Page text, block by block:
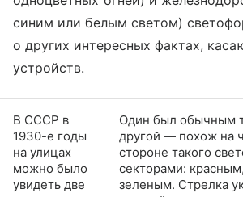
синим или белым светом)
о других интересных фактах,
устройств.
В СССР в
1930-е годы
на улицах
можно было
увидеть две
Один был обычным
другой — похож на
стороне такого
секторами:
зеленым. Стрелка